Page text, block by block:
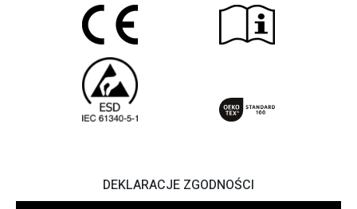
DEKLARACJE ZGODNOŚCI